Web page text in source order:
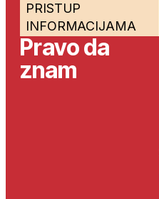
PRISTUP
INFORMACIJAMA
Pravo da
znam